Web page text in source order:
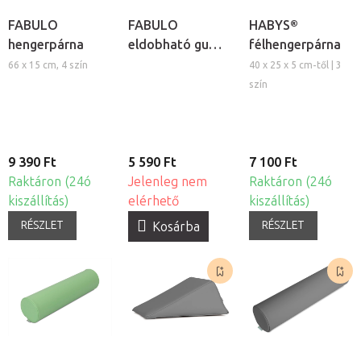
FABULO
hengerpárna
66 x 15 cm, 4 szín
9 390 Ft
Raktáron (24ó
kiszállítás)
RÉSZLET
FABULO
eldobható gumis
5 590 Ft
Jelenleg nem
elérhető
Kosárba
HABYS®
félhengerpárna
40 x 25 x 5 cm-től | 3
szín
7 100 Ft
Raktáron (24ó
kiszállítás)
RÉSZLET